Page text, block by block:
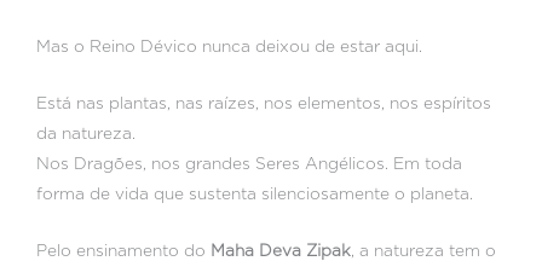
Mas o Reino Dévico nunca deixou de estar aqui.
Está nas plantas, nas raízes, nos elementos, nos espíritos
da natureza.
Nos Dragões, nos grandes Seres Angélicos. Em toda
forma de vida que sustenta silenciosamente o planeta.
Pelo ensinamento do Maha Deva Zipak , a natureza tem o